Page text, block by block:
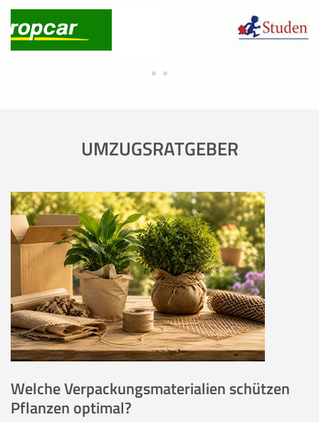
UMZUGSRATGEBER
Welche Verpackungsmaterialien schützen
Pflanzen optimal?